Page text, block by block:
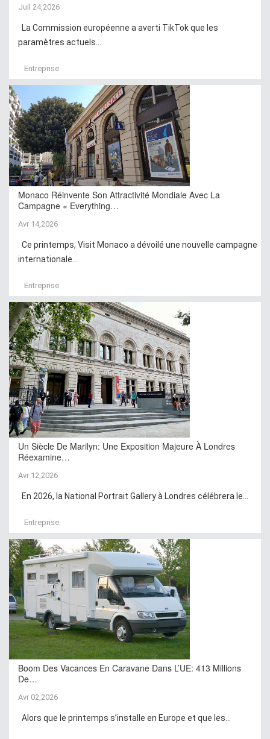
Juil 24,2026
La Commission européenne a averti TikTok que les
paramètres actuels...
Entreprise
Monaco Réinvente Son Attractivité Mondiale Avec La
Campagne « Everything…
Avr 14,2026
Ce printemps, Visit Monaco a dévoilé une nouvelle campagne
internationale...
Entreprise
Un Siècle De Marilyn: Une Exposition Majeure À Londres
Réexamine…
Avr 12,2026
En 2026, la National Portrait Gallery à Londres célébrera le...
Entreprise
Boom Des Vacances En Caravane Dans L’UE: 413 Millions
De…
Avr 02,2026
Alors que le printemps s’installe en Europe et que les...